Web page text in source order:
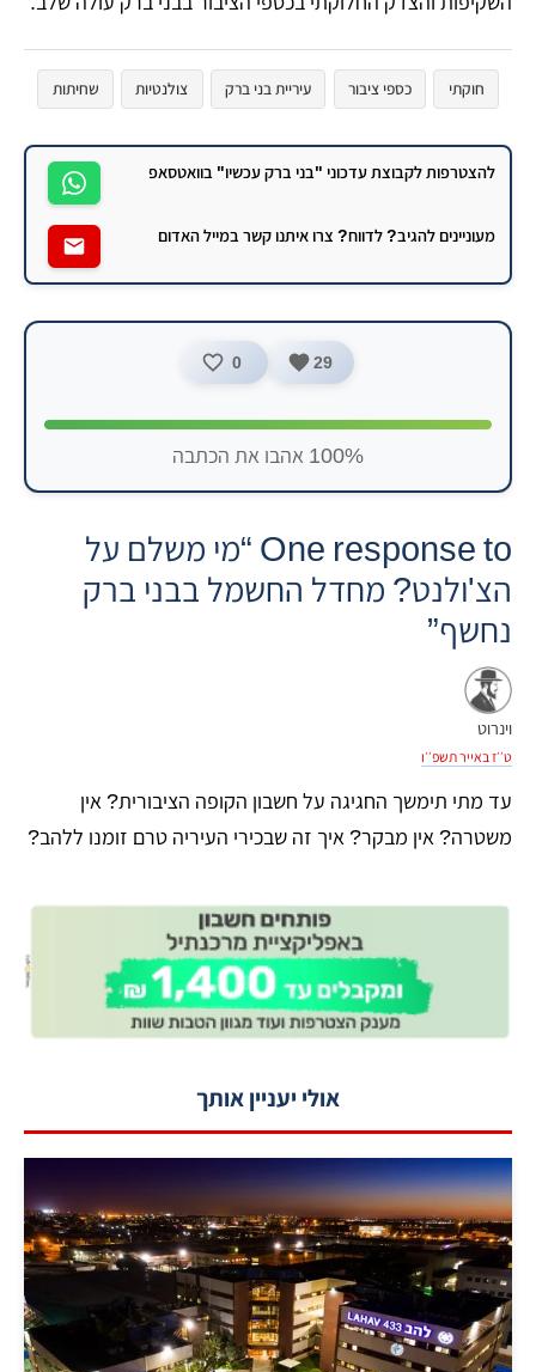
חוקתי כספי ציבור עיריית בני ברק צולנטיות שחיתות
להצטרפות לקבוצת עדכוני "בני ברק עכשיו" בוואטסאפ
מעוניינים להגיב? לדווח? צרו איתנו קשר במייל האדום
29
0
100% אהבו את הכתבה
One response to “מי משלם על
הצ'ולנט? מחדל החשמל בבני ברק
נחשף”
וינרוט
ט׳׳ז באייר תשפ׳׳ו
עד מתי תימשך החגיגה על חשבון הקופה הציבורית? אין
משטרה? אין מבקר? איך זה שבכירי העיריה טרם זומנו ללהב?
אולי יעניין אותך